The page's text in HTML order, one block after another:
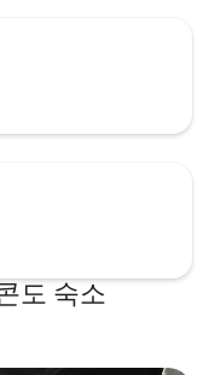
도 숙소